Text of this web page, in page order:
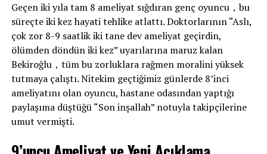
Geçen iki yıla tam 8 ameliyat sığdıran genç oyuncu，bu
süreçte iki kez hayati tehlike atlattı. Doktorlarının “Aslı,
çok zor 8-9 saatlik iki tane dev ameliyat geçirdin,
ölümden döndün iki kez” uyarılarına maruz kalan
Bekiroğlu，tüm bu zorluklara rağmen moralini yüksek
tutmaya çalıştı. Nitekim geçtiğimiz günlerde 8’inci
ameliyatını olan oyuncu, hastane odasından yaptığı
paylaşıma düştüğü “Son inşallah” notuyla takipçilerine
umut vermişti.